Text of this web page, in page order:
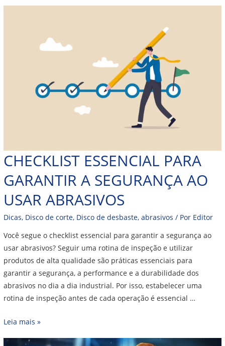
CHECKLIST ESSENCIAL PARA
GARANTIR A SEGURANÇA AO
USAR ABRASIVOS
Dicas, Disco de corte, Disco de desbaste,abrasivos / Por Editor
Você segue o checklist essencial para garantir a segurança ao
usar abrasivos? Seguir uma rotina de inspeção e utilizar
produtos de alta qualidade são práticas essenciais para
garantir a segurança, a performance e a durabilidade dos
abrasivos no dia a dia industrial. Por isso, estabelecer uma
rotina de inspeção antes de cada operação é essencial …
Leia mais »